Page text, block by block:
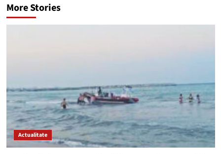
More Stories
Actualitate